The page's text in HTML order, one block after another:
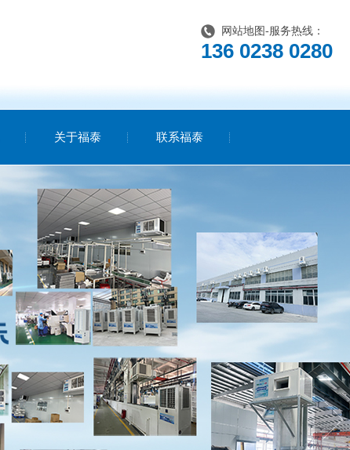
网站地图 -服务热线：
136 0238 0280
关于福泰 联系福泰